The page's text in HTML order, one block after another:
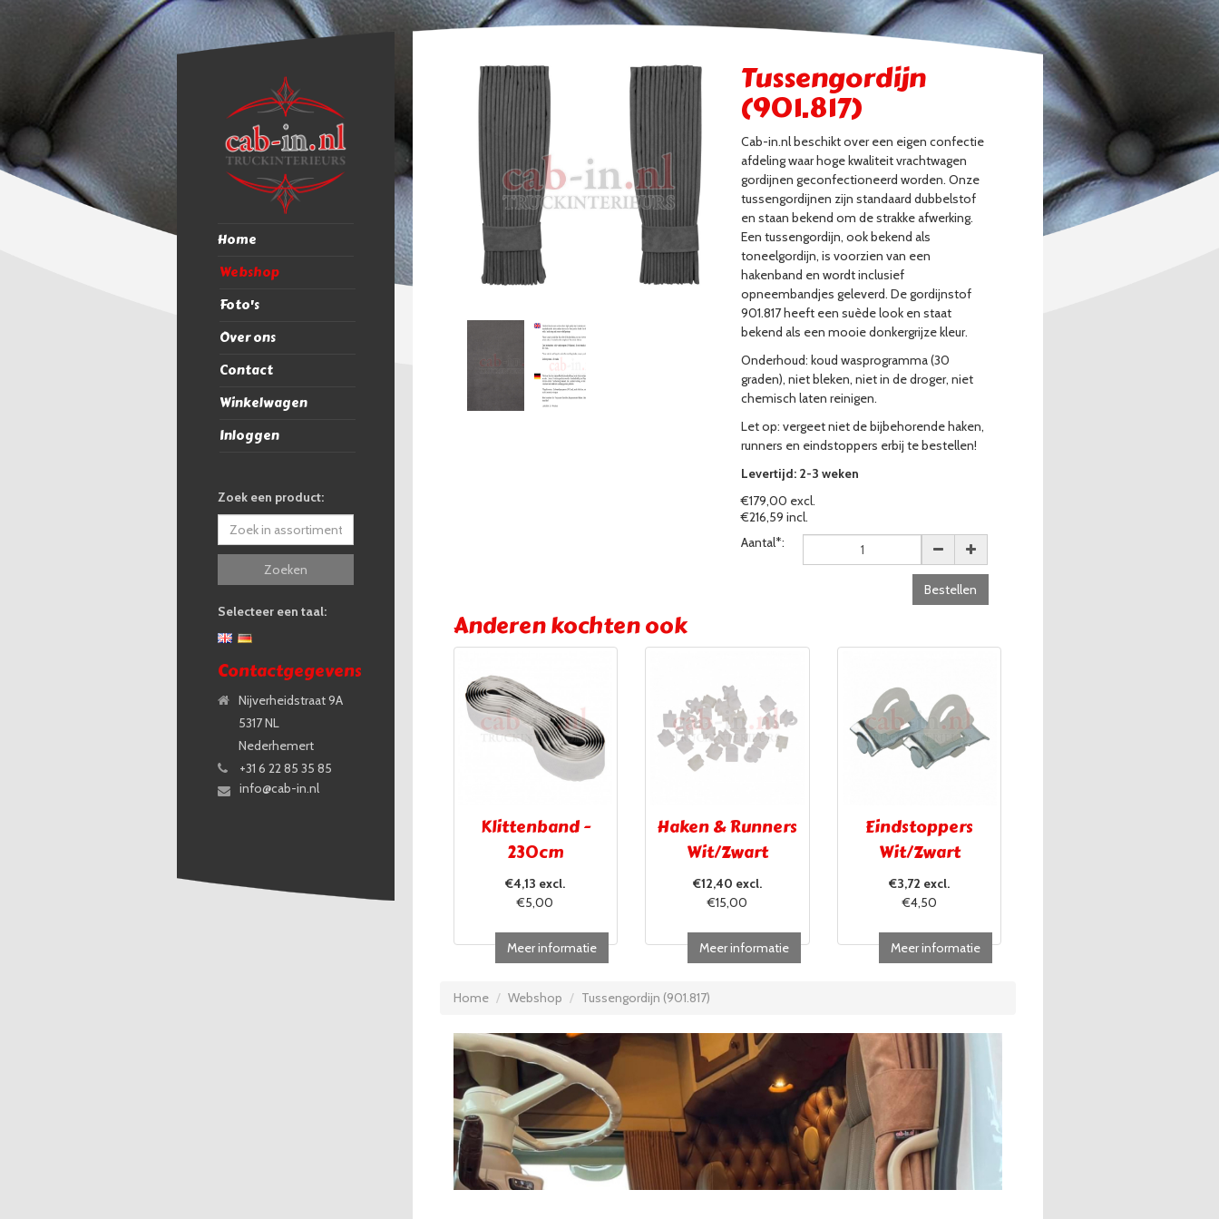
Home
Webshop
Foto's
Over ons
Contact
Winkelwagen
Inloggen
Zoek een product:
Zoeken
Selecteer een taal:
Contactgegevens
Nijverheidstraat 9A
5317 NL
Nederhemert
+31 6 22 85 35 85
info@cab-in.nl
Tussengordijn
(901.817)
Cab-in.nl beschikt over een eigen confectie
afdeling waar hoge kwaliteit vrachtwagen
gordijnen geconfectioneerd worden. Onze
tussengordijnen zijn standaard dubbelstof
en staan bekend om de strakke afwerking.
Een tussengordijn, ook bekend als
toneelgordijn, is voorzien van een
hakenband en wordt inclusief
opneembandjes geleverd. De gordijnstof
901.817 heeft een suède look en staat
bekend als een mooie donkergrijze kleur.
Onderhoud: koud wasprogramma (30
graden), niet bleken, niet in de droger, niet
chemisch laten reinigen.
Let op: vergeet niet de bijbehorende haken,
runners en eindstoppers erbij te bestellen!
Levertijd: 2-3 weken
€179,00 excl.
€216,59 incl.
Aantal*:
Bestellen
Anderen kochten ook
Klittenband -
230cm
€4,13 excl.
€5,00
Meer informatie
Haken & Runners
Wit/Zwart
€12,40 excl.
€15,00
Meer informatie
Eindstoppers
Wit/Zwart
€3,72 excl.
€4,50
Meer informatie
Home Webshop Tussengordijn (901.817)